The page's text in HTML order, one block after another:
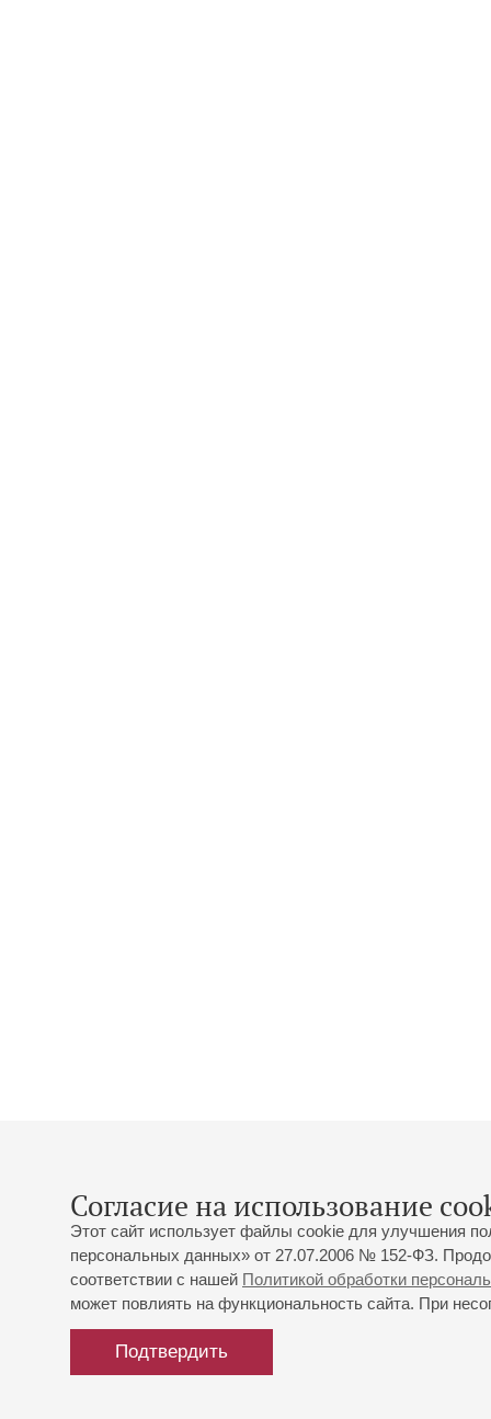
Согласие на использование
Этот сайт использует файлы cookie для улучшения
персональных данных» от 27.07.2006 № 152-ФЗ.
соответствии с нашей Политикой обработки
может повлиять на функциональность сайта. При
Подтвердить